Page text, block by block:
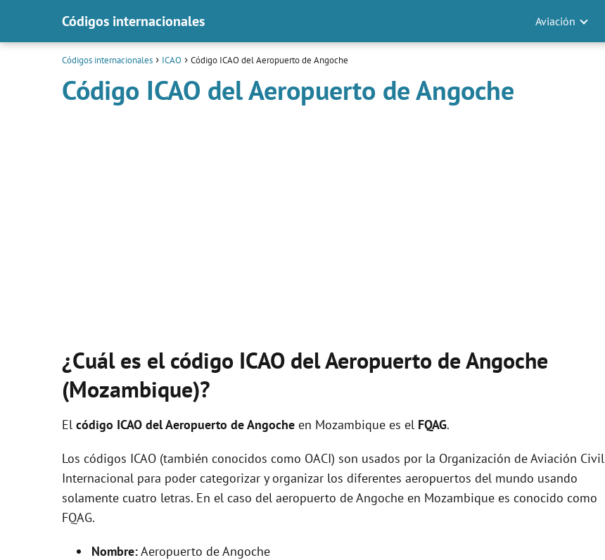
Códigos internacionales Aviación
Códigos internacionales ICAO Código ICAO del Aeropuerto de Angoche
Código ICAO del Aeropuerto de Angoche
¿Cuál es el código ICAO del Aeropuerto de Angoche
(Mozambique)?
El código ICAO delAeropuerto de Angoche en Mozambique es el FQAG.
Los códigos ICAO (también conocidos como OACI) son usados por la Organización de Aviación Civil
Internacional para poder categorizar y organizar los diferentes aeropuertos del mundo usando
solamente cuatro letras. En el caso del aeropuerto de Angoche en Mozambique es conocido como
FQAG.
Nombre:Aeropuerto de Angoche